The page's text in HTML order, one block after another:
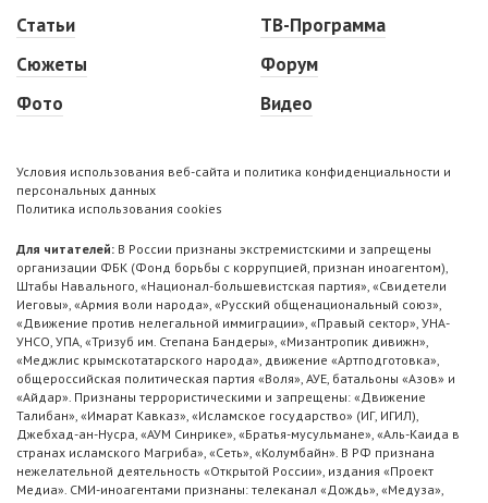
Статьи
Сюжеты
Фото
ТВ-Программа
Форум
Видео
Условия использования веб-сайта и политика конфиденциальности и
персональных данных
Политика использования cookies
Для читателей: В России признаны экстремистскими и запрещены
организации ФБК (Фонд борьбы с коррупцией, признан иноагентом),
Штабы Навального, «Национал-большевистская партия», «Свидетели
Иеговы», «Армия воли народа», «Русский общенациональный союз»,
«Движение против нелегальной иммиграции», «Правый сектор», УНА-
УНСО, УПА, «Тризуб им. Степана Бандеры», «Мизантропик дивижн»,
«Меджлис крымскотатарского народа», движение «Артподготовка»,
общероссийская политическая партия «Воля», АУЕ, батальоны «Азов» и
«Айдар». Признаны террористическими и запрещены: «Движение
Талибан», «Имарат Кавказ», «Исламское государство» (ИГ, ИГИЛ),
Джебхад-ан-Нусра, «АУМ Синрике», «Братья-мусульмане», «Аль-Каида в
странах исламского Магриба», «Сеть», «Колумбайн». В РФ признана
нежелательной деятельность «Открытой России», издания «Проект
Медиа». СМИ-иноагентами признаны: телеканал «Дождь», «Медуза»,